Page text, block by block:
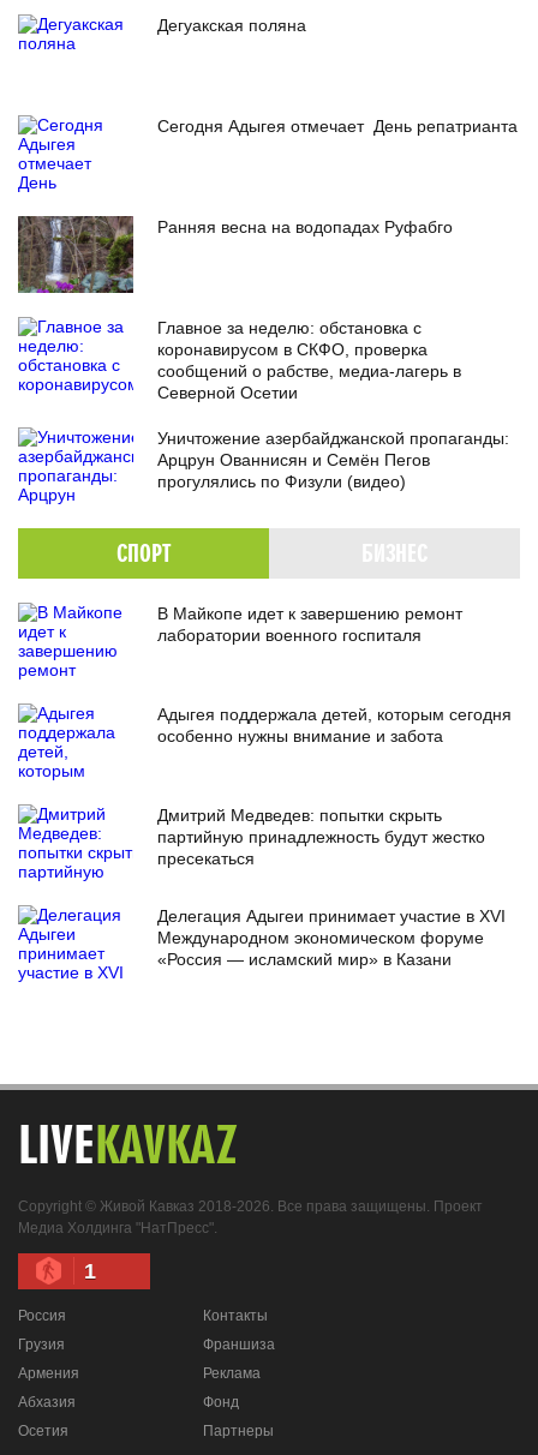
Дегуакская поляна
Сегодня Адыгея отмечает День репатрианта
Ранняя весна на водопадах Руфабго
Главное за неделю: обстановка с
коронавирусом в СКФО, проверка
сообщений о рабстве, медиа-лагерь в
Северной Осетии
Уничтожение азербайджанской пропаганды:
Арцрун Ованнисян и Семён Пегов
прогулялись по Физули (видео)
СПОРТ
В Майкопе идет к завершению ремонт
лаборатории военного госпиталя
Адыгея поддержала детей, которым сегодня
особенно нужны внимание и забота
Дмитрий Медведев: попытки скрыть
партийную принадлежность будут жестко
пресекаться
Делегация Адыгеи принимает участие в XVI
Международном экономическом форуме
«Россия — исламский мир» в Казани
LIVEKAVKAZ
Copyright © Живой Кавказ 2018-2026. Все права защищены. Проект
Медиа Холдинга "НатПресс".
1
Россия
Грузия
Армения
Абхазия
Осетия
Контакты
Франшиза
Реклама
Фонд
Партнеры